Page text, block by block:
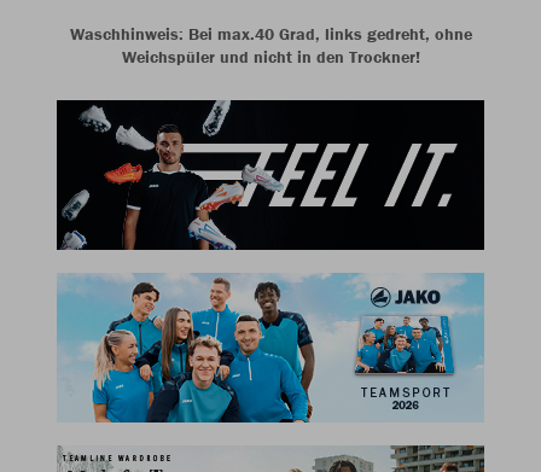
Waschhinweis: Bei max.40 Grad, links gedreht, ohne
Weichspüler und nicht in den Trockner!